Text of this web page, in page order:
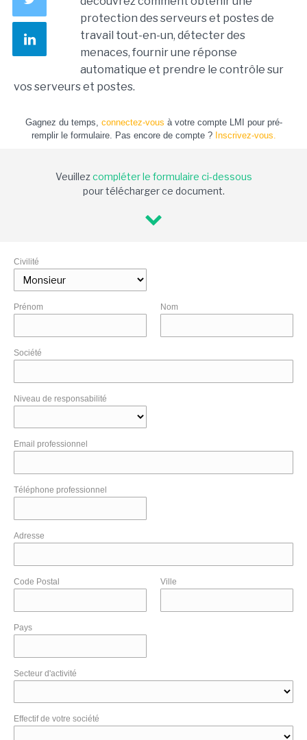
protection des serveurs et postes de
travail tout-en-un, détecter des
menaces, fournir une réponse
automatique et prendre le contrôle sur
vos serveurs et postes.
Gagnez du temps, connectez-vous à votre compte LMI pour pré-
remplir le formulaire. Pas encore de compte ? Inscrivez-vous.
Veuillezcompléter le formulaire ci-dessous
pour télécharger ce document.
Civilité
Prénom Nom
Société
Niveau de responsabilité
Email professionnel
Téléphone professionnel
Adresse
Code Postal Ville
Pays
Secteur d'activité
Effectif de votre société